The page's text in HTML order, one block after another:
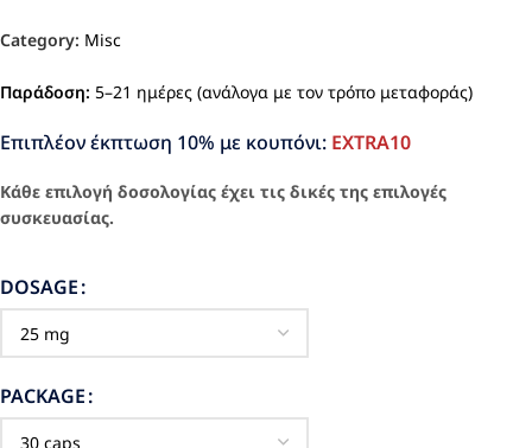
Category: Misc
Παράδοση: 5–21 ημέρες (ανάλογα με τον τρόπο μεταφοράς)
Επιπλέον έκπτωση 10% με κουπόνι: EXTRA10
Κάθε επιλογή δοσολογίας έχει τις δικές της επιλογές
συσκευασίας.
DOSAGE
PACKAGE